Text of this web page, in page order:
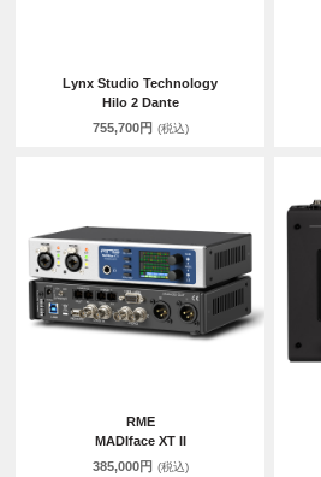
Lynx Studio Technology
Hilo 2 Dante
755,700円 (税込)
RME
MADIface XT II
385,000円 (税込)